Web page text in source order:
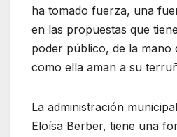
ha tomado fuerza, una
en las propuestas que
poder público, de la mano
como ella aman a su
La administración
Eloísa Berber, tiene una